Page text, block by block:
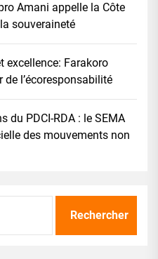
Amani appelle la Côte
souveraineté
excellence: Farakoro
l’écoresponsabilité
du PDCI-RDA : le SEMA
des mouvements non